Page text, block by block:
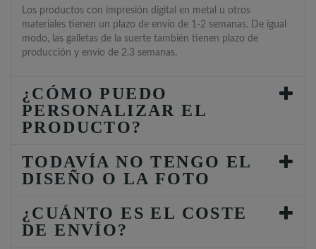
Los productos con impresión digital en metal u otros
materiales tienen un plazo de envío de 1-2 semanas. De igual
modo, las galletas de la suerte también tienen plazo de
producción y envío de 2.3 semanas.
¿CÓMO PUEDO
PERSONALIZAR EL
PRODUCTO?
TODAVÍA NO TENGO EL
DISEÑO O LA FOTO
¿CUÁNTO ES EL COSTE
DE ENVÍO?